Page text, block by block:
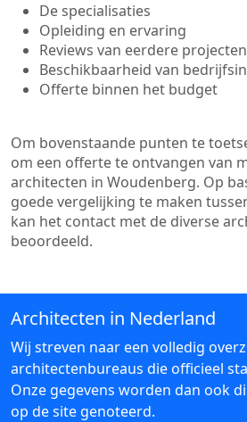
De specialisaties
Opleiding en ervaring
Reviews van eerdere projecten
Beschikbaarheid van
Offerte binnen het budget
Om bovenstaande punten te
om een offerte te ontvangen van
architecten in Woudenberg. Op
goede vergelijking te maken
kan het contact met de diverse
beoordeeld.
Architecten in Nederland
Wij streven naar een volledig
architectenbureaus die officieel
Onze gegevens worden dan ook
op de site genoteerd.